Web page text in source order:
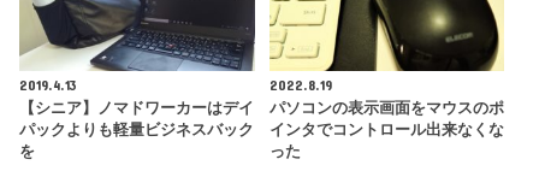
2019.4.13
【シニア】ノマドワーカーはデイ
パックよりも軽量ビジネスバック
を
2022.8.19
パソコンの表示画面をマウスのポ
インタでコントロール出来なくな
った